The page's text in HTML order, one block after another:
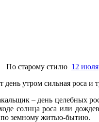
По старому стилю 12 июля
утром сильная роса и
– день целебных
солнца роса или
земному житью-бытию.